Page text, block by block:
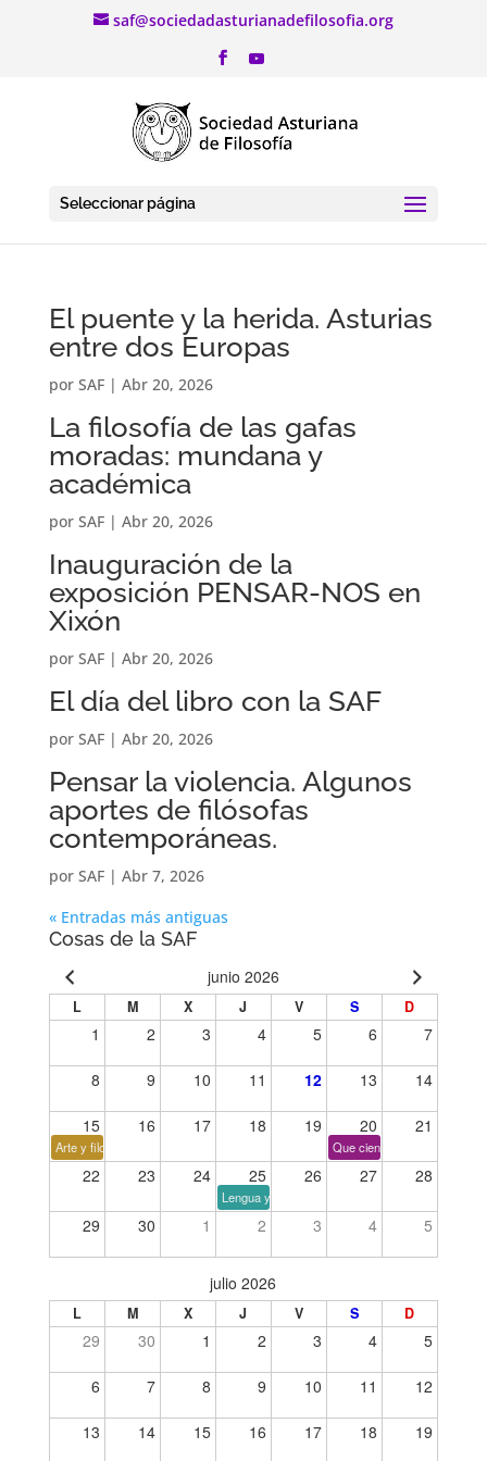
saf@sociedadasturianadefilosofia.org
Seleccionar página
El puente y la herida. Asturias
entre dos Europas
por SAF| Abr 20, 2026
La filosofía de las gafas
moradas: mundana y
académica
por SAF| Abr 20, 2026
Inauguración de la
exposición PENSAR-NOS en
Xixón
por SAF| Abr 20, 2026
El día del libro con la SAF
por SAF| Abr 20, 2026
Pensar la violencia. Algunos
aportes de filósofas
contemporáneas.
por SAF| Abr 7, 2026
« Entradas más antiguas
Cosas de la SAF
junio 2026
L M X J V S D
1 2 3 4 5 6 7
8 9 10 11 12 13 14
15 16 17 18 19 20 21
Arte y filosofía Que cien años no es nada
22 23 24 25 26 27 28
Lengua y tiempo
29 30 1 2 3 4 5
julio 2026
L M X J V S D
29 30 1 2 3 4 5
6 7 8 9 10 11 12
13 14 15 16 17 18 19